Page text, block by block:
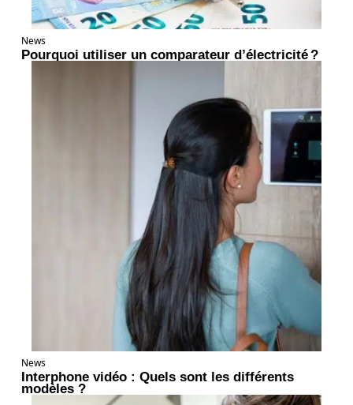
News
Pourquoi utiliser un comparateur d’électricité ?
News
Interphone vidéo : Quels sont les différents
modèles ?